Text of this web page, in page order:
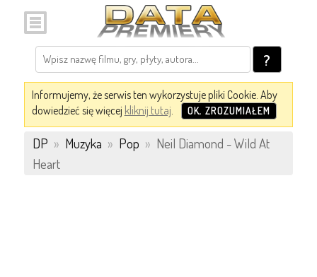
?
Informujemy, że serwis ten wykorzystuje pliki Cookie. Aby
dowiedzieć się więcej kliknij tutaj. OK, ZROZUMIAŁEM
DP » Muzyka » Pop » Neil Diamond - Wild At
Heart